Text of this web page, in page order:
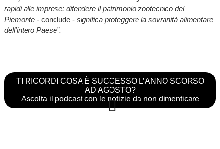
rapidi alle imprese: difendere il patrimonio zootecnico del
Piemonte - conclude - significa proteggere la sovranità alimentare
dell’intero Paese”.
TI RICORDI COSA È SUCCESSO L’ANNO SCORSO
AD AGOSTO?
Ascolta il podcast con le notizie da non dimenticare